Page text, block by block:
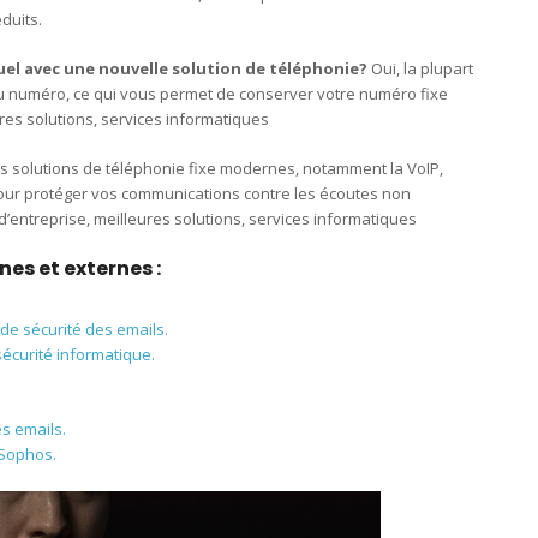
avec une nouvelle solution de téléphonie? Oui, la plupart
ce qui vous permet de conserver votre numéro fixe
solutions, services informatiques
solutions de téléphonie fixe modernes, notamment la VoIP,
protéger vos communications contre les écoutes non
meilleures solutions, services informatiques
et externes :
sécurité des emails.
informatique.
emails.